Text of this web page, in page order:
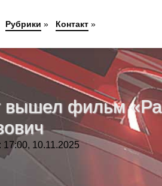
вышел фильм
17:00, 10.11.2025
Рубрики » Контакт»